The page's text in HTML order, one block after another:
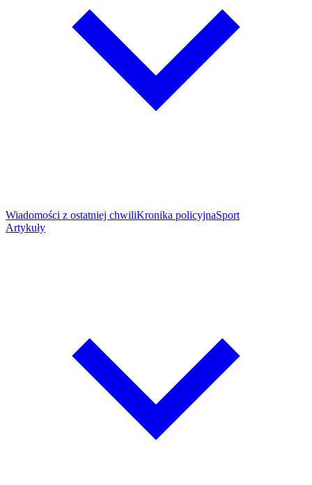
Wiadomości z ostatniej chwiliKronika policyjnaSport
Artykuły